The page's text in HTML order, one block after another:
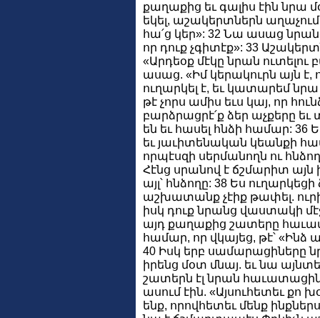
քաղաքից եւ գալիս էին նրա
եկել, աշակերտներն
հա՛ց կեր»: 32 Նա ասաց
որ դուք չգիտէք»: 33
«Արդեօք մէկը նրան ուտելու
ասաց. «Իմ կերակուրն այն
ուղարկել է, եւ կատարեմ նրա
թէ չորս ամիս եւս կայ, որ
բարձրացրէ՛ք ձեր աչքերը
են եւ հասել հնձի համար: 36
եւ յաւիտենական կեանքի
որպէսզի սերմանողն ու
Հէնց սրանով է ճշմարիտ այն
այլ՝ հնձողը: 38 Ես
աշխատանք չէիք թափել.
իսկ դուք նրանց վաստակի
այդ քաղաքից շատերը
համար, որ վկայեց, թէ՝ «Ինձ
40 Իսկ երբ սամարացիները
իրենց մօտ մնայ. եւ նա
շատերն էլ նրան
ասում էին. «Այսուհետեւ քո
ենք, որովհետեւ մենք